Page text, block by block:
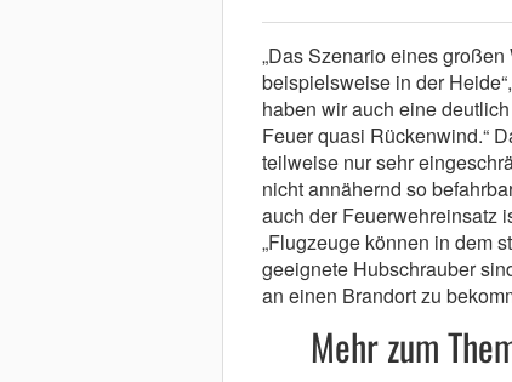
„Das Szenario eines
beispielsweise in der
haben wir auch eine
Feuer quasi Rückenwind.“
teilweise nur sehr
nicht annähernd so
auch der Feuerwehreinsatz
„Flugzeuge können in dem
geeignete Hubschrauber
an einen Brandort zu
Mehr zum